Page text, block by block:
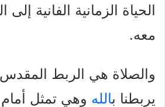
الحياة الزمانية الفانية إلى
معه.
والصلاة هي الربط المقدس
يربطنا بالله وهي تمثل أمام